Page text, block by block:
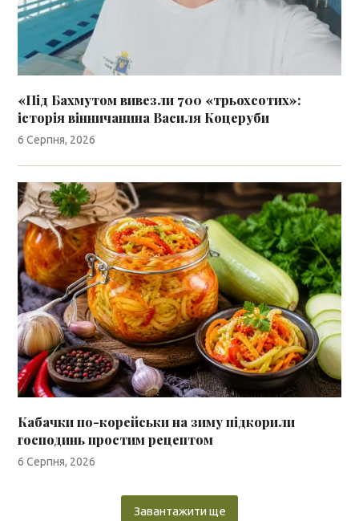
«Під Бахмутом вивезли 700 «трьохсотих»:
історія вінничанина Василя Коцеруби
6 Серпня, 2026
Кабачки по-корейськи на зиму підкорили
господинь простим рецептом
6 Серпня, 2026
Завантажити ще